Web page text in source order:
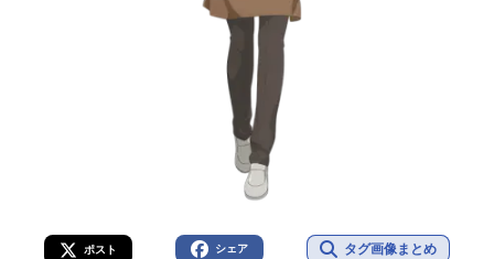
ポスト シェア タグ画像まとめ